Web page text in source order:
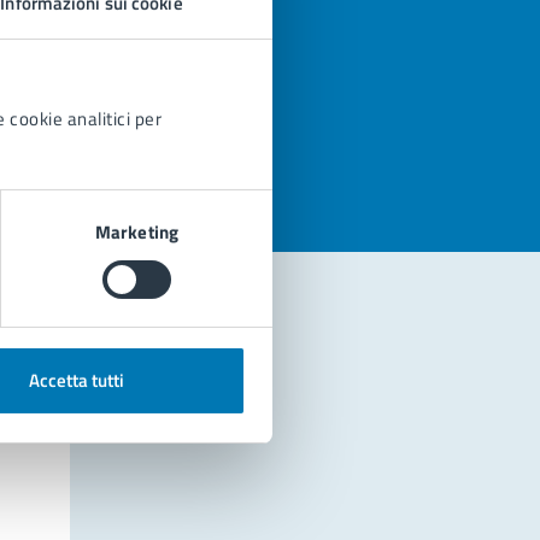
cookie analitici per
Marketing
Accetta tutti